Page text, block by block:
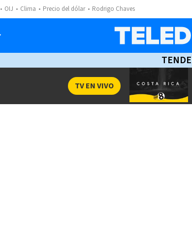
OIJ Clima Precio del dólar Rodrigo Chaves
TV EN VIVO